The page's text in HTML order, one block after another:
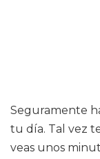
Seguramente
tu día. Tal vez
veas unos